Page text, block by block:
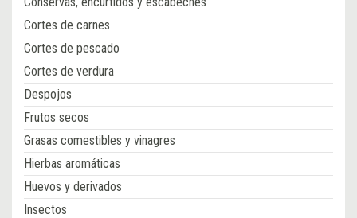
Cortes de carnes
Cortes de pescado
Cortes de verdura
Despojos
Frutos secos
Grasas comestibles y vinagres
Hierbas aromáticas
Huevos y derivados
Insectos